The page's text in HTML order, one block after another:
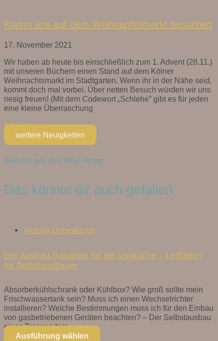
Komm uns auf dem Weihnachtsmarkt besuchen
17. November 2021
Wir haben ab heute bis einschließlich zum 1. Advent (28.11.)
mit unseren Büchern einen Stand auf dem Kölner
Weihnachtsmarkt im Stadtgarten. Wenn ihr in der Nähe seid,
kommt doch mal vorbei. Über netten Besuch würden wir uns
riesig freuen! (Mit dem Codewort „Schlehe” gibt es für jeden
eine kleine Überraschung
Weiterlesen »
weitere Neuigkeiten
Weiteres aus dem WNJ-Verlag
Das könnte dir auch gefallen
Victoria Lommatzsch
Der Ausbau-Ratgeber für die Vanküche – Leitfaden
für Selbstausbauer
Absorberkühlschrank oder Kühlbox? Wie groß sollte mein
Frischwassertank sein? Muss ich einen Wechselrichter
installieren? Welche Bestimmungen muss ich für den Einbau
von gasbetriebenen Geräten beachten? – Der Selbstausbau
eines Transporters...
Ausführung wählen